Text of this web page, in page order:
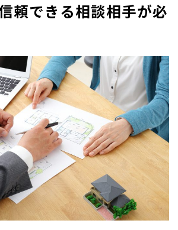
頼できる相談相手が必